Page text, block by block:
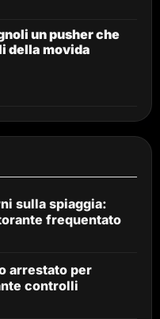
un pusher che
della movida
sulla spiaggia:
frequentato
arrestato per
controlli